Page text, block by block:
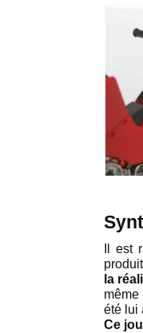
Il est
la
été lui
Ce